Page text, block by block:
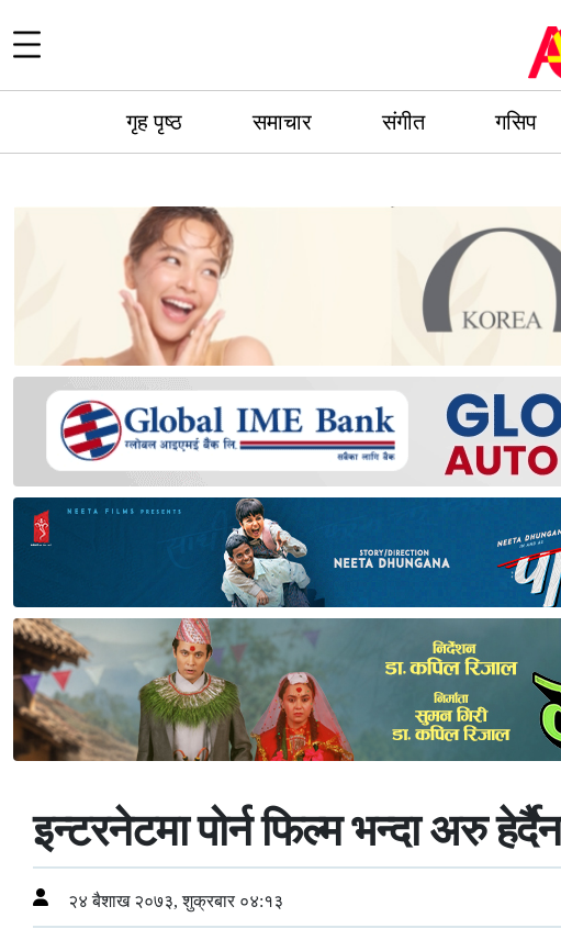
गृह पृष्ठ समाचार संगीत गसिप
इन्टरनेटमा पोर्न फिल्म भन्दा अरु
२४ बैशाख २०७३, शुक्रबार ०४:१३